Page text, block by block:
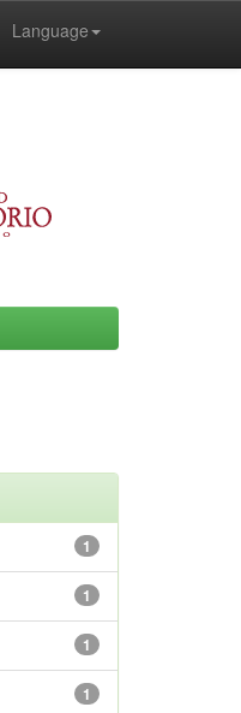
Language
1
1
1
1